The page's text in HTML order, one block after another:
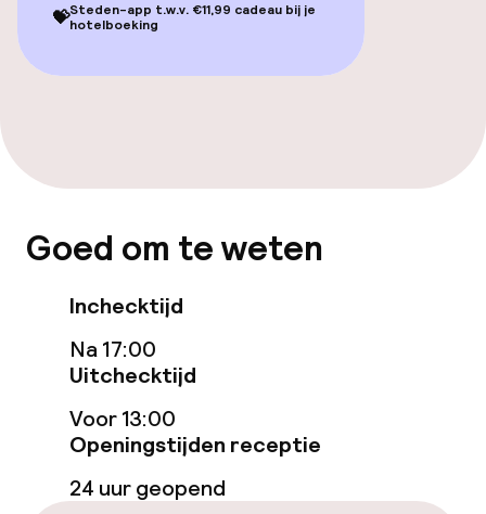
Entertainment
Terras
Eet- en drinkgelegenheden
Restaurant
Bar
Eet- en drinkdiensten
Ontbijtbuffet
💝Steden-app t.w.v. €11,99 cadeau bij je
hotelboeking
Goed om te weten
Inchecktijd
Na 17:00
Uitchecktijd
Voor 13:00
Openingstijden receptie
24 uur geopend